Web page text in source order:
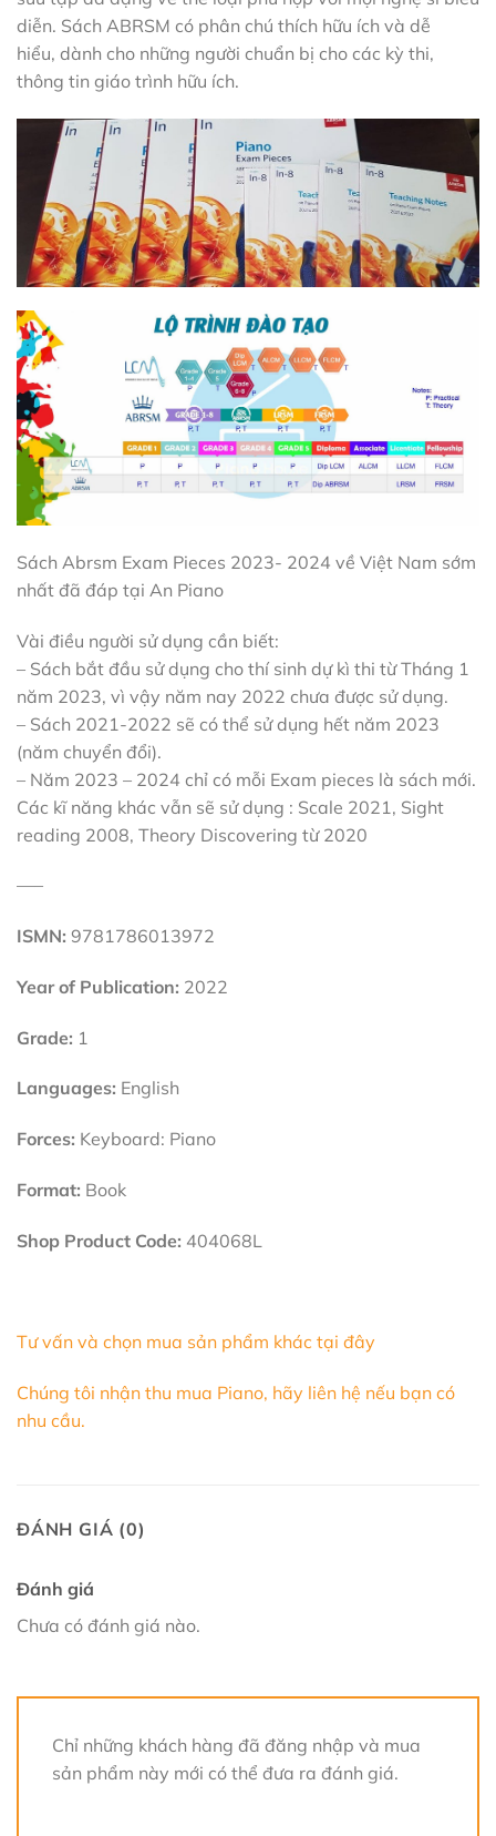
diễn. Sách ABRSM có phân chú thích hữu ích và dễ
hiểu, dành cho những người chuẩn bị cho các kỳ thi,
thông tin giáo trình hữu ích.
Sách Abrsm Exam Pieces 2023- 2024 về Việt Nam sớm
nhất đã đáp tại An Piano
Vài điều người sử dụng cần biết:
– Sách bắt đầu sử dụng cho thí sinh dự kì thi từ Tháng 1
năm 2023, vì vậy năm nay 2022 chưa được sử dụng.
– Sách 2021-2022 sẽ có thể sử dụng hết năm 2023
(năm chuyển đổi).
– Năm 2023 – 2024 chỉ có mỗi Exam pieces là sách mới.
Các kĩ năng khác vẫn sẽ sử dụng : Scale 2021, Sight
reading 2008, Theory Discovering từ 2020
—–
ISMN: 9781786013972
Year of Publication: 2022
Grade: 1
Languages: English
Forces: Keyboard: Piano
Format: Book
Shop Product Code: 404068L
Tư vấn và chọn mua sản phẩm khác tại đây
Chúng tôi nhận thu mua Piano, hãy liên hệ nếu bạn có
nhu cầu.
ĐÁNH GIÁ (0)
Đánh giá
Chưa có đánh giá nào.
Chỉ những khách hàng đã đăng nhập và mua
sản phẩm này mới có thể đưa ra đánh giá.